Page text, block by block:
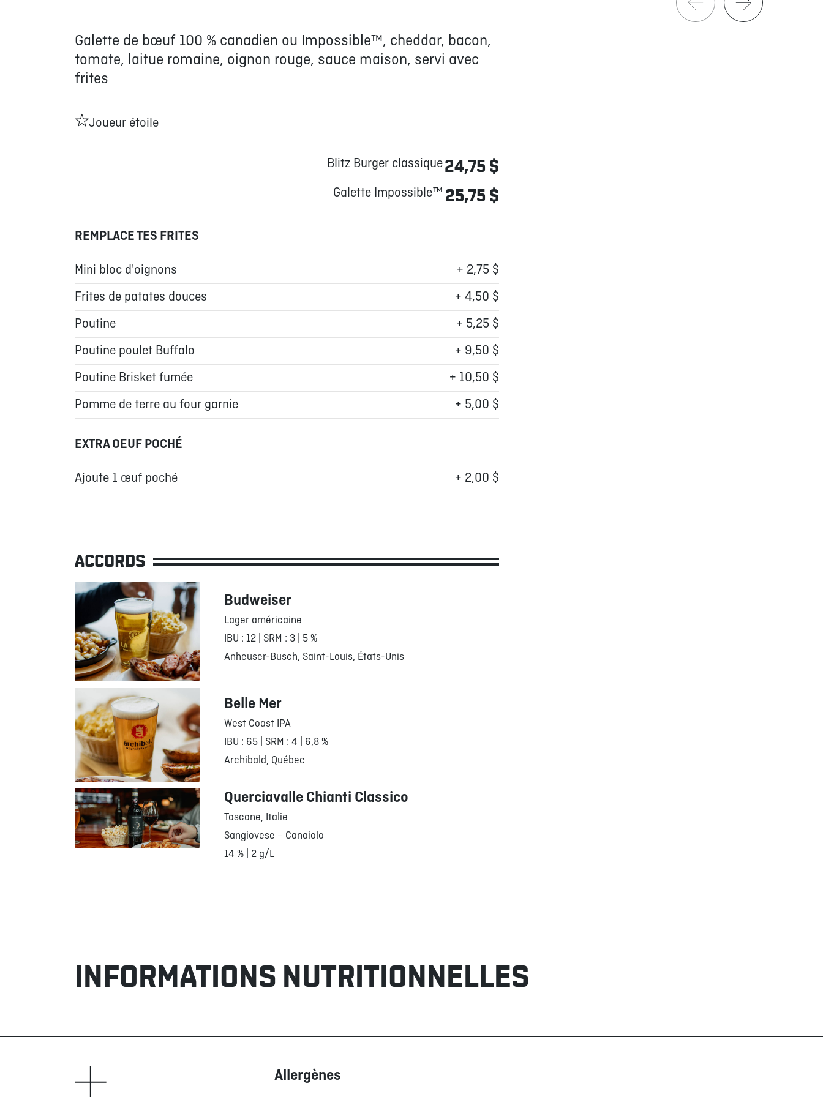
Galette de bœuf 100 % canadien ou Impossible™, cheddar, bacon,
tomate, laitue romaine, oignon rouge, sauce maison, servi avec
frites
Joueur étoile
Blitz Burger classique24,75 $
Galette Impossible™ 25,75 $
REMPLACE TES FRITES
Mini bloc d'oignons
+ 2,75 $
Frites de patates douces
+ 4,50 $
Poutine
+ 5,25 $
Poutine poulet Buffalo
+ 9,50 $
Poutine Brisket fumée
+ 10,50 $
Pomme de terre au four garnie
+ 5,00 $
EXTRA OEUF POCHÉ
Ajoute 1 œuf poché + 2,00 $
ACCORDS
Budweiser
Lager américaine
IBU : 12 | SRM : 3 | 5 %
Anheuser-Busch, Saint-Louis, États-Unis
Belle Mer
West Coast IPA
IBU : 65 | SRM : 4 | 6,8 %
Archibald, Québec
Querciavalle Chianti Classico
Toscane, Italie
Sangiovese – Canaiolo
14 % | 2 g/L
INFORMATIONS NUTRITIONNELLES
Allergènes